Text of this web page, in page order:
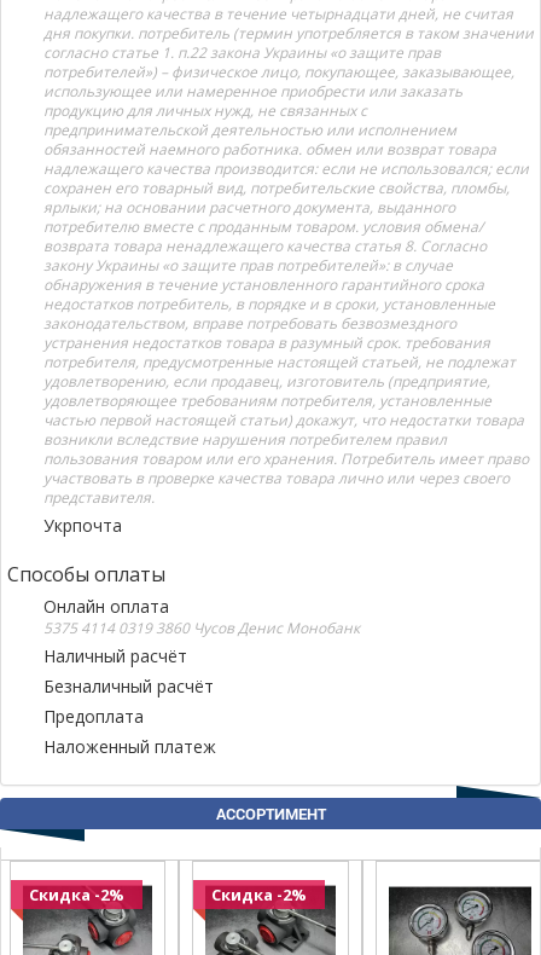
надлежащего качества в течение четырнадцати дней, не считая
дня покупки. потребитель (термин употребляется в таком значении
согласно статье 1. п.22 закона Украины «о защите прав
потребителей») – физическое лицо, покупающее, заказывающее,
использующее или намеренное приобрести или заказать
продукцию для личных нужд, не связанных с
предпринимательской деятельностью или исполнением
обязанностей наемного работника. обмен или возврат товара
надлежащего качества производится: если не использовался; если
сохранен его товарный вид, потребительские свойства, пломбы,
ярлыки; на основании расчетного документа, выданного
потребителю вместе с проданным товаром. условия обмена/
возврата товара ненадлежащего качества статья 8. Согласно
закону Украины «о защите прав потребителей»: в случае
обнаружения в течение установленного гарантийного срока
недостатков потребитель, в порядке и в сроки, установленные
законодательством, вправе потребовать безвозмездного
устранения недостатков товара в разумный срок. требования
потребителя, предусмотренные настоящей статьей, не подлежат
удовлетворению, если продавец, изготовитель (предприятие,
удовлетворяющее требованиям потребителя, установленные
частью первой настоящей статьи) докажут, что недостатки товара
возникли вследствие нарушения потребителем правил
пользования товаром или его хранения. Потребитель имеет право
участвовать в проверке качества товара лично или через своего
представителя.
Укрпочта
Способы оплаты
Онлайн оплата
5375 4114 0319 3860 Чусов Денис Монобанк
Наличный расчёт
Безналичный расчёт
Предоплата
Наложенный платеж
АССОРТИМЕНТ
Скидка -2% Скидка -2%